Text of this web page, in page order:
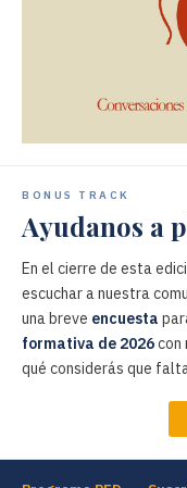
BONUS TRACK
Ayudanos a
En el cierre de esta
escuchar a nuestra
una breve encuesta
formativa de 2026con
qué considerás que